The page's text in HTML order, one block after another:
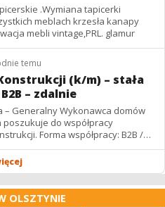
.Wymiana tapicerki
meblach krzesła kanapy
sofy fotele .renowacja mebli vintage,PRL. glamur
temu
(k/m) – stała
– zdalnie
– Generalny Wykonawca domów
do współpracy
B2B /
Wynagrodzenie: ✔
OLSZTYNIE